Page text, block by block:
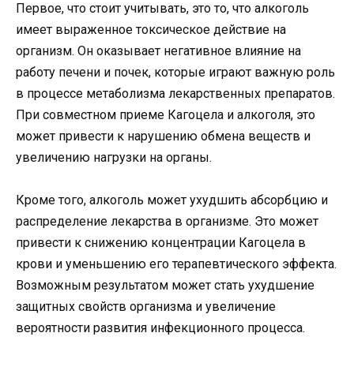
Первое, что стоит учитывать, это то, что алкоголь
имеет выраженное токсическое действие на
организм. Он оказывает негативное влияние на
работу печени и почек, которые играют важную роль
в процессе метаболизма лекарственных препаратов.
При совместном приеме Кагоцела и алкоголя, это
может привести к нарушению обмена веществ и
увеличению нагрузки на органы.
Кроме того, алкоголь может ухудшить абсорбцию и
распределение лекарства в организме. Это может
привести к снижению концентрации Кагоцела в
крови и уменьшению его терапевтического эффекта.
Возможным результатом может стать ухудшение
защитных свойств организма и увеличение
вероятности развития инфекционного процесса.